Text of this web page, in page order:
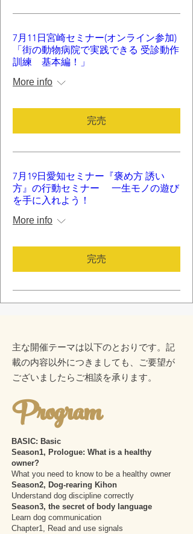
7月11日宮崎セミナー(オンライン参加)
「街の動物病院で実践できる 受診動作
訓練 基本編！」
More info
完売
7月19日愛知セミナー『褒め方 誘い
方』の行動セミナー 一生モノの遊び
を手に入れよう！
More info
完売
主な開催テーマは以下のとおりです。記
載の内容以外につきましても、ご要望が
ございましたらご相談を承ります。
Program
BASIC: Basic
Season1, Prologue: What is a healthy
owner?
What you need to know to be a healthy owner
Season2, Dog-rearing Kihon
Understand dog discipline correctly
Season3, the secret of body language
Learn dog communication
Chapter1, Read and use signals